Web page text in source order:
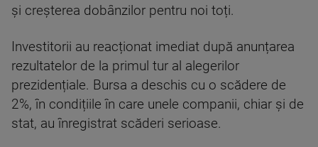
și creșterea dobânzilor pentru noi toți.
Investitorii au reacționat imediat după anunțarea
rezultatelor de la primul tur al alegerilor
prezidențiale. Bursa a deschis cu o scădere de
2%, în condițiile în care unele companii, chiar și de
stat, au înregistrat scăderi serioase.